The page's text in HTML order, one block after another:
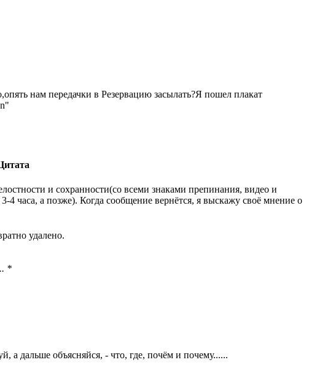
нам передачки в Резервацию засылать?Я пошел плакат
и сохранности(со всеми знаками препинания, видео и
часа, а позже). Когда сообщение вернётся, я выскажу своё мнение о
удалено.
*
а дальше объясняйся, - что, где, почём и почему......